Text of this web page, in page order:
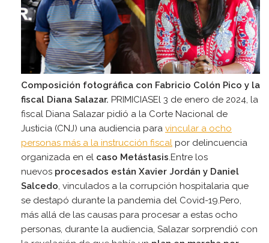
Composición fotográfica con Fabricio Colón Pico y la
fiscal Diana Salazar. PRIMICIASEl 3 de enero de 2024, la
fiscal Diana Salazar pidió a la Corte Nacional de
Justicia (CNJ) una audiencia para vincular a ocho
personas más a la instrucción fiscal por delincuencia
organizada en el caso Metástasis.Entre los
nuevos procesados están Xavier Jordán y Daniel
Salcedo, vinculados a la corrupción hospitalaria que
se destapó durante la pandemia del Covid-19.Pero,
más allá de las causas para procesar a estas ocho
personas, durante la audiencia, Salazar sorprendió con